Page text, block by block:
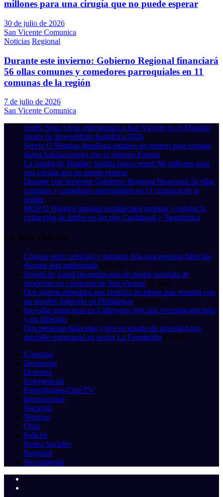
millones para una cirugía que no puede esperar
30 de julio de 2026
San Vicente Comunica
Noticias Regional
Durante este invierno: Gobierno Regional financiará
56 ollas comunes y comedores parroquiales en 11
comunas de la región
7 de julio de 2026
San Vicente Comunica
Josefa Soto Arcos representará a San Vicente en el Mundial
Junior de Powerlifting Sudáfrica 2026
Serviu O’Higgins despliega equipos en terreno para evaluar
daños habitacionales tras el Sistema Frontal
La batalla de Matilde: familia busca reunir $6 millones para
una cirugía que no puede esperar
Durante este invierno: Gobierno Regional financiará 56 ollas
comunes y comedores parroquiales en 11 comunas de la
región
MOP O’Higgins impulsa estudio para ordenar y regular la
extracción de áridos en los ríos Cachapoal y Tinguiririca
Lo más visitado
Choque entre vehículo y palmera deja una persona fallecida
durante esta madrugada (7.696)
Seremi de Salud decomisa más de media tonelada de
productos en carnicería de San Vicente (5.849)
Dos sujetos detenidos tras confuso incidente que terminó con
un hombre fallecido en Pichidegua (5.604)
Incendio estructural en Callejones deja una vivienda afectada
y un fallecido (5.098)
Dos personas fallecidas y tres en estado de gravedad tras
incendio estructural en sector La Fuentecilla (4.564)
Comunal
Denuncias
Deportes
Emergencias
Espectáculos/Cine/TV
Internacional
Nacional
Noticias
Otras
Policial
Redes Sociales
Regional
Sin categoría